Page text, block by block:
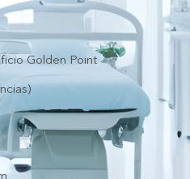
Golden Point